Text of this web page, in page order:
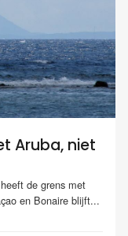
Aruba, niet
de grens met
en Bonaire blijft...